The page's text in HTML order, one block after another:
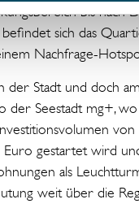
bis nach
sich das
Nachfrage-
der Stadt und doch
der Seestadt mg+,
von
gestartet wird und
als
weit über die